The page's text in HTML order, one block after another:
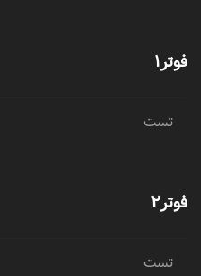
فوتر1
تست
فوتر2
تست